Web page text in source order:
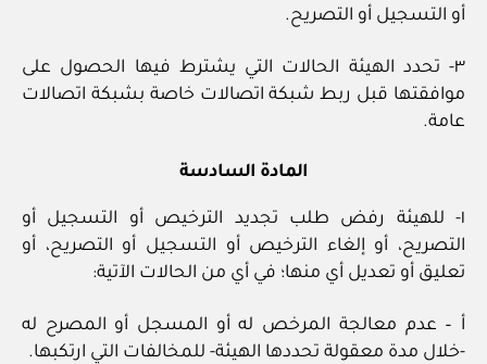
أو التسجيل أو التصريح.
٣- تحدد الهيئة الحالات التي يشترط فيها الحصول على
موافقتها قبل ربط شبكة اتصالات خاصة بشبكة اتصالات
عامة.
المادة السادسة
١- للهيئة رفض طلب تجديد الترخيص أو التسجيل أو
التصريح، أو إلغاء الترخيص أو التسجيل أو التصريح، أو
تعليق أو تعديل أي منها؛ في أي من الحالات الآتية:
أ – عدم معالجة المرخص له أو المسجل أو المصرح له
-خلال مدة معقولة تحددها الهيئة- للمخالفات التي ارتكبها.